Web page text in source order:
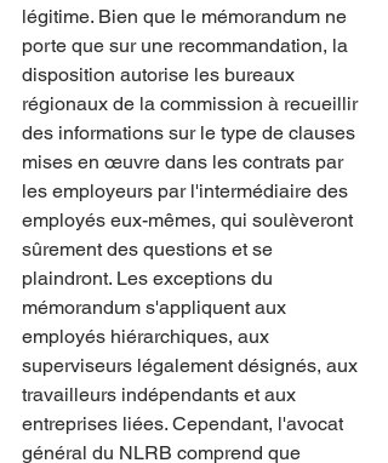
légitime. Bien que le mémorandum ne
porte que sur une recommandation, la
disposition autorise les bureaux
régionaux de la commission à recueillir
des informations sur le type de clauses
mises en œuvre dans les contrats par
les employeurs par l'intermédiaire des
employés eux-mêmes, qui soulèveront
sûrement des questions et se
plaindront. Les exceptions du
mémorandum s'appliquent aux
employés hiérarchiques, aux
superviseurs légalement désignés, aux
travailleurs indépendants et aux
entreprises liées. Cependant, l'avocat
général du NLRB comprend que